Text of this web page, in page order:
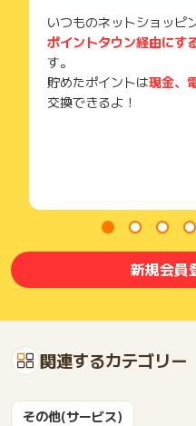
ャンペーンページ以外からの
※ご本人様確認ができない方
先が確認できるものがご提示
※不動産投資に興味がないな
れる場合
※面談相手であるメンターへ
※十分な面談時間がとれない
た場合、又は面談が複数回に
がすべて実行されない場合
※事前連絡なく、当日面談を
※申込情報が申込者本人の情
※スケジュール上、担当メン
※過去に面談された方の家族の
※株式会社ａｔｒｙのサービ
※疾病により医師の診断がある
いつものネットショッピ
ポイントタウン経由にす
す。
貯めたポイントは現金、
交換できるよ！
新規会員
関連するカテゴリー
その他(サービス)